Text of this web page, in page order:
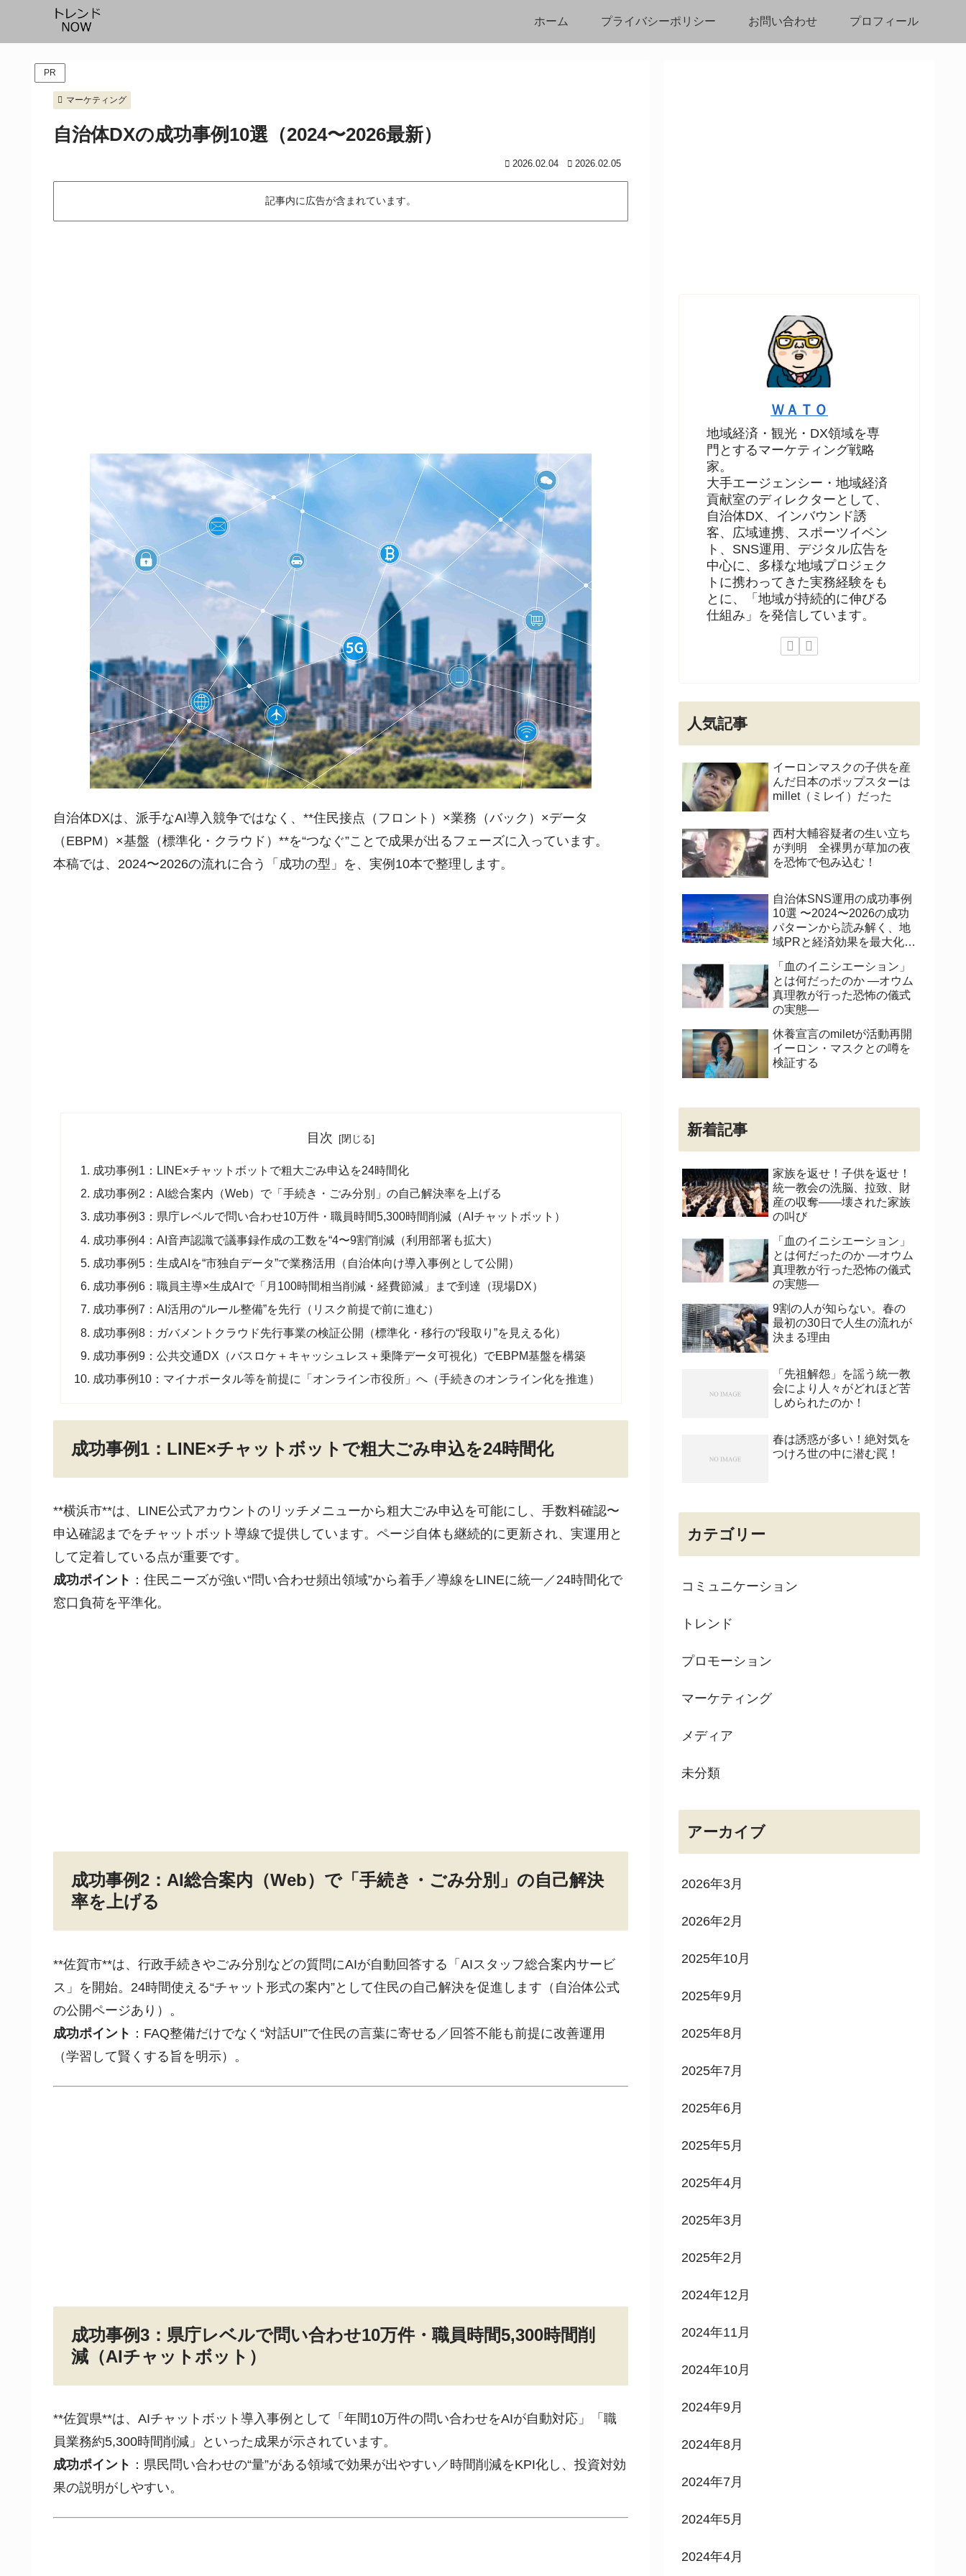
ホーム プライバシーポリシー お問い合わせ プロフィール
PR
マーケティング
自治体DXの成功事例10選（2024〜2026最新）
2026.02.04 2026.02.05
記事内に広告が含まれています。
自治体DXは、派手なAI導入競争ではなく、**住民接点（フロント）×業務（バック）×データ
（EBPM）×基盤（標準化・クラウド）**を“つなぐ”ことで成果が出るフェーズに入っています。
本稿では、2024〜2026の流れに合う「成功の型」を、実例10本で整理します。
目次
成功事例1：LINE×チャットボットで粗大ごみ申込を24時間化
成功事例2：AI総合案内（Web）で「手続き・ごみ分別」の自己解決率を上げる
成功事例3：県庁レベルで問い合わせ10万件・職員時間5,300時間削減（AIチャットボット）
成功事例4：AI音声認識で議事録作成の工数を“4〜9割”削減（利用部署も拡大）
成功事例5：生成AIを“市独自データ”で業務活用（自治体向け導入事例として公開）
成功事例6：職員主導×生成AIで「月100時間相当削減・経費節減」まで到達（現場DX）
成功事例7：AI活用の“ルール整備”を先行（リスク前提で前に進む）
成功事例8：ガバメントクラウド先行事業の検証公開（標準化・移行の“段取り”を見える化）
成功事例9：公共交通DX（バスロケ＋キャッシュレス＋乗降データ可視化）でEBPM基盤を構築
成功事例10：マイナポータル等を前提に「オンライン市役所」へ（手続きのオンライン化を推進）
成功事例1：LINE×チャットボットで粗大ごみ申込を24時間化
**横浜市**は、LINE公式アカウントのリッチメニューから粗大ごみ申込を可能にし、手数料確認〜
申込確認までをチャットボット導線で提供しています。ページ自体も継続的に更新され、実運用と
して定着している点が重要です。
成功ポイント ：住民ニーズが強い“問い合わせ頻出領域”から着手／導線をLINEに統一／24時間化で
窓口負荷を平準化。
成功事例2：AI総合案内（Web）で「手続き・ごみ分別」の自己解決
率を上げる
**佐賀市**は、行政手続きやごみ分別などの質問にAIが自動回答する「AIスタッフ総合案内サービ
ス」を開始。24時間使える“チャット形式の案内”として住民の自己解決を促進します（自治体公式
の公開ページあり）。
成功ポイント ：FAQ整備だけでなく“対話UI”で住民の言葉に寄せる／回答不能も前提に改善運用
（学習して賢くする旨を明示）。
成功事例3：県庁レベルで問い合わせ10万件・職員時間5,300時間削
減（AIチャットボット）
**佐賀県**は、AIチャットボット導入事例として「年間10万件の問い合わせをAIが自動対応」「職
員業務約5,300時間削減」といった成果が示されています。
成功ポイント ：県民問い合わせの“量”がある領域で効果が出やすい／時間削減をKPI化し、投資対効
果の説明がしやすい。
ＷＡＴＯ
地域経済・観光・DX領域を専
門とするマーケティング戦略
家。
大手エージェンシー・地域経済
貢献室のディレクターとして、
自治体DX、インバウンド誘
客、広域連携、スポーツイベン
ト、SNS運用、デジタル広告を
中心に、多様な地域プロジェク
トに携わってきた実務経験をも
とに、「地域が持続的に伸びる
仕組み」を発信しています。
人気記事
イーロンマスクの子供を産
んだ日本のポップスターは
millet（ミレイ）だった
西村大輔容疑者の生い立ち
が判明 全裸男が草加の夜
を恐怖で包み込む！
自治体SNS運用の成功事例
10選 〜2024〜2026の成功
パターンから読み解く、地
域PRと経済効果を最大化す
「血のイニシエーション」
とは何だったのか ―オウム
真理教が行った恐怖の儀式
の実態―
休養宣言のmiletが活動再開
イーロン・マスクとの噂を
検証する
新着記事
家族を返せ！子供を返せ！
統一教会の洗脳、拉致、財
産の収奪――壊された家族
の叫び
「血のイニシエーション」
とは何だったのか ―オウム
真理教が行った恐怖の儀式
の実態―
9割の人が知らない。春の
最初の30日で人生の流れが
決まる理由
「先祖解怨」を謡う統一教
会により人々がどれほど苦
しめられたのか！
春は誘惑が多い！絶対気を
つけろ世の中に潜む罠！
カテゴリー
コミュニケーション
トレンド
プロモーション
マーケティング
メディア
未分類
アーカイブ
2026年3月
2026年2月
2025年10月
2025年9月
2025年8月
2025年7月
2025年6月
2025年5月
2025年4月
2025年3月
2025年2月
2024年12月
2024年11月
2024年10月
2024年9月
2024年8月
2024年7月
2024年5月
2024年4月